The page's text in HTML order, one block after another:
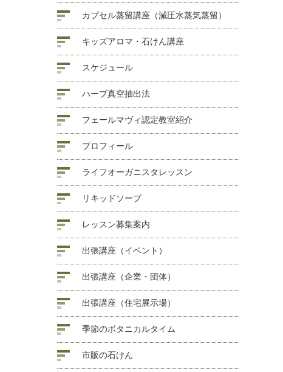
カプセル蒸留講座（減圧水蒸気蒸留）
キッズアロマ・石けん講座
スケジュール
ハーブ真空抽出法
フェールマヴィ認定教室紹介
プロフィール
ライフオーガニスタレッスン
リキッドソープ
レッスン募集案内
出張講座（イベント）
出張講座（企業・団体）
出張講座（住宅展示場）
季節のボタニカルタイム
市販の石けん